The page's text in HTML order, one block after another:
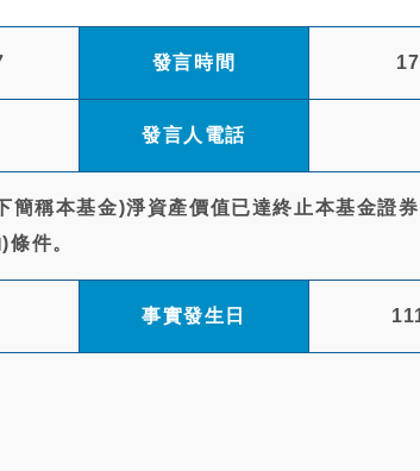
發言時間
發言人電話
稱本基金)淨資產價值已達終止本基金證
件。
事實發生日